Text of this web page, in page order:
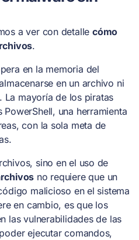
a ver con detalle cómo
.
en la memoria del
en un archivo ni
La mayoría de los piratas
una herramienta
con la sola meta de
sino en el uso de
no requiere que un
malicioso en el sistema
en cambio, es que los
las vulnerabilidades de las
ejecutar comandos,